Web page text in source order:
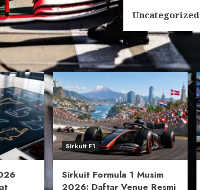
Uncategorized
Sirkuit F1
Sirkuit Formula 1 Musim
2026: Daftar Venue Resmi